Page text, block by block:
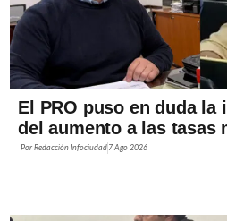
El PRO puso en duda la
del aumento a las tasas
PorRedacción Infociudad 7 Ago 2026